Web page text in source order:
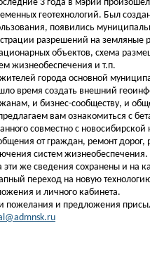
3 года в мэрии
геотехнологий. Был
появились
разрешений на земляные
объектов, схема
жизнеобеспечения и т.п.
города основной
время создать внешний
и бизнес-сообществу, и
вам ознакомиться с
совместно с
от граждан, ремонт дорог,
систем жизнеобеспечения.
эти же сведения сохранены и
переход на новую
и личного кабинета.
пожелания и предложения